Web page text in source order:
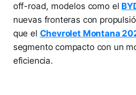
off-road, modelos como el
nuevas fronteras con
que el Chevrolet Montana
segmento compacto con un
eficiencia.